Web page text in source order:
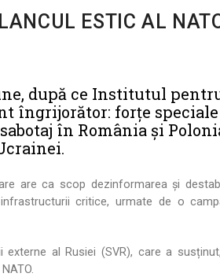
ESTIC AL
după ce Institutul
îngrijorător: forțe speciale
în România și
are ca scop dezinformarea și
critice, urmate de o
al Rusiei (SVR), care a